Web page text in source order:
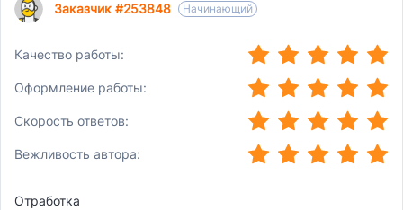
Заказчик #253848 Начинающий
Качество работы: (*)(*) (*) (*) (*)
Оформление работы: (*)(*) (*) (*) (*)
Скорость ответов: (*)(*) (*) (*) (*)
Вежливость автора: (*)(*) (*) (*) (*)
Отработка